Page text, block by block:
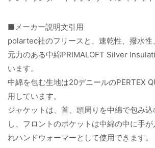
■メーカー説明文引用
polartec社のフリースと、速乾性、撥水性
元力のある中綿PRIMALOFT Silver
います。
中綿を包む生地は20デニールのPERTEX
用しています。
ジャケットは、首、頭周りを中綿で包み
し、フロントのポケットは中綿の中に手
れハンドウォーマーとして使用できます。